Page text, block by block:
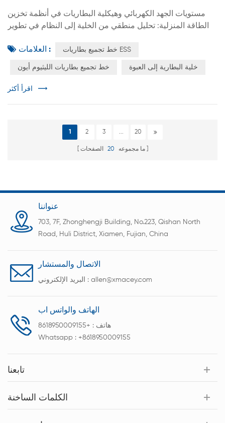
مستويات الجهد الكهربائي وهيكلية البطاريات في أنظمة تخزين
الطاقة المنزلية: تحليل منطقي من الخلية إلى النظام في تطوير
مفهومي تسلسل الجهد وبنية حزمة البطاريات. تتناول هذه المقالة
وحدة بطارية منزلية عالية الجهد كمثال، وتُحلل التسلسل الهرمي
العلامات : خط تجميع بطاريات ESS
خط تجميع بطاريات الليثيوم أيون خلية البطارية إلى العبوة
اقرأ أكثر
1 2 3 ... 20
ما مجموعه 20 الصفحات
عنواننا
703, 7F, Zhonghengji Building, No.223, Qishan North
Road, Huli District, Xiamen, Fujian, China
الاتصال والمستشار
البريد الإلكتروني : allen@xmacey.com
الهاتف والواتس اب
هاتف : +8618950009155
Whatsapp : +8618950009155
تابعنا
الكلمات الساخنة